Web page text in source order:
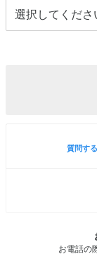
質問する
お電話の